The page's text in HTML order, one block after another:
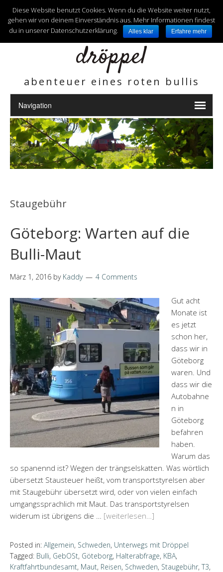
unterwegs mit
dröppel
abenteuer eines roten bullis
Staugebühr
Göteborg: Warten auf die
Bulli-Maut
März 1, 2016 by Kaddy 4 Comments
Gut acht
Monate ist
es jetzt
schon her,
dass wir in
Göteborg
waren. Und
dass wir die
Autobahne
n in
Göteborg
befahren
haben.
Warum das
so spanennd ist? Wegen der trängselskatten. Was wörtlich
übersetzt Stausteuer heißt, vom transportstyrelsen aber
mit Staugebühr übersetzt wird, oder von vielen einfach
umgangssprachlich mit Maut. Das transportstyrelsen
widerum ist übrigens die … [weiterlesen…]
Posted in: Allgemein, Schweden, Unterwegs mit Dröppel
Tagged: Bulli, GebOSt, Göteborg, Halterabfrage, KBA,
Kraftfahrtbundesamt, Maut, Reisen, Schweden, Staugebühr, T3,
Diese Website benutzt Cookies. Wenn du die Website weiter nutzt,
gehen wir von deinem Einverständnis aus. Mehr Informationen findest
du in unserer Datenschutzerklärung.
Alles klar Erfahre mehr